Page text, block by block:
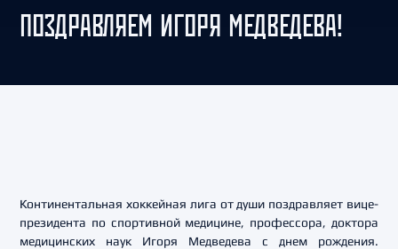
ПОЗДРАВЛЯЕМ ИГОРЯ МЕДВЕДЕВА!
Континентальная хоккейная лига от души поздравляет вице-
президента по спортивной медицине, профессора, доктора
медицинских наук Игоря Медведева с днем рождения.